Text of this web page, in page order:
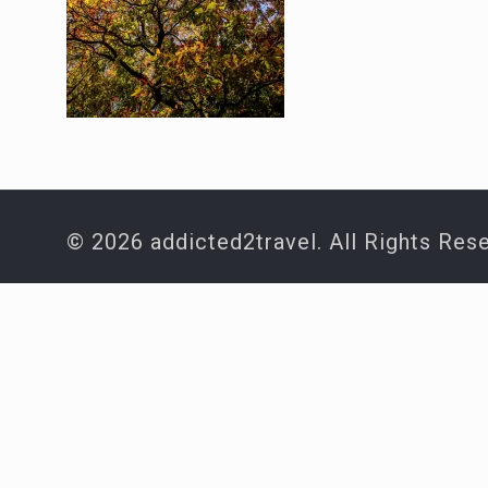
© 2026 addicted2travel. All Rights